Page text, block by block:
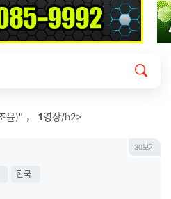
윤)" ， 1영상/h2>
30보기
한국